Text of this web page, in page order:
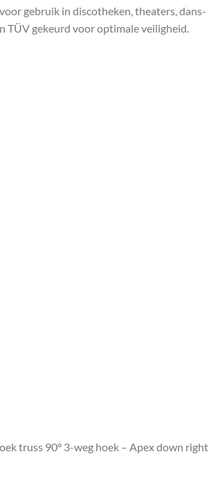
gebruik in discotheken, theaters, dans-
TÜV gekeurd voor optimale veiligheid.
truss 90° 3-weg hoek – Apex down right